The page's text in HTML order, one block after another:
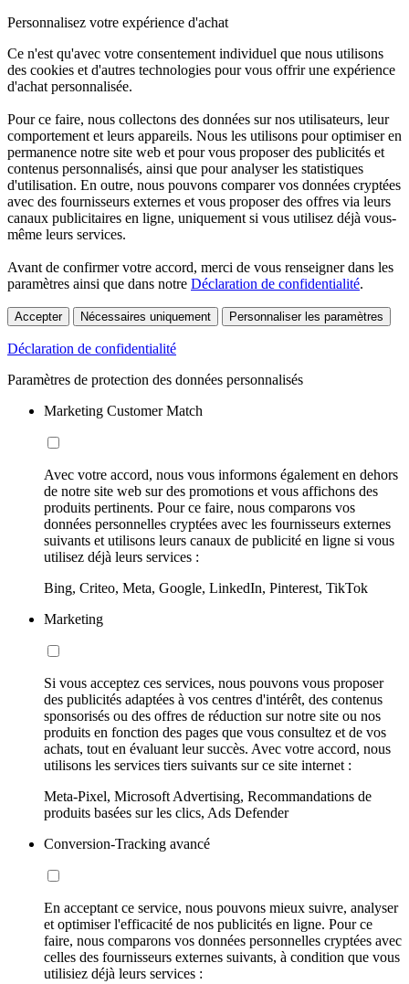
Personnalisez votre expérience d'achat
Ce n'est qu'avec votre consentement individuel que nous utilisons
des cookies et d'autres technologies pour vous offrir une expérience
d'achat personnalisée.
Pour ce faire, nous collectons des données sur nos utilisateurs, leur
comportement et leurs appareils. Nous les utilisons pour optimiser en
permanence notre site web et pour vous proposer des publicités et
contenus personnalisés, ainsi que pour analyser les statistiques
d'utilisation. En outre, nous pouvons comparer vos données cryptées
avec des fournisseurs externes et vous proposer des offres via leurs
canaux publicitaires en ligne, uniquement si vous utilisez déjà vous-
même leurs services.
Avant de confirmer votre accord, merci de vous renseigner dans les
paramètres ainsi que dans notre Déclaration de confidentialité.
Accepter Nécessaires uniquement Personnaliser les paramètres
Déclaration de confidentialité
Paramètres de protection des données personnalisés
Marketing Customer Match
Avec votre accord, nous vous informons également en dehors
de notre site web sur des promotions et vous affichons des
produits pertinents. Pour ce faire, nous comparons vos
données personnelles cryptées avec les fournisseurs externes
suivants et utilisons leurs canaux de publicité en ligne si vous
utilisez déjà leurs services :
Bing, Criteo, Meta, Google, LinkedIn, Pinterest, TikTok
Marketing
Si vous acceptez ces services, nous pouvons vous proposer
des publicités adaptées à vos centres d'intérêt, des contenus
sponsorisés ou des offres de réduction sur notre site ou nos
produits en fonction des pages que vous consultez et de vos
achats, tout en évaluant leur succès. Avec votre accord, nous
utilisons les services tiers suivants sur ce site internet :
Meta-Pixel, Microsoft Advertising, Recommandations de
produits basées sur les clics, Ads Defender
Conversion-Tracking avancé
En acceptant ce service, nous pouvons mieux suivre, analyser
et optimiser l'efficacité de nos publicités en ligne. Pour ce
faire, nous comparons vos données personnelles cryptées avec
celles des fournisseurs externes suivants, à condition que vous
utilisiez déjà leurs services :